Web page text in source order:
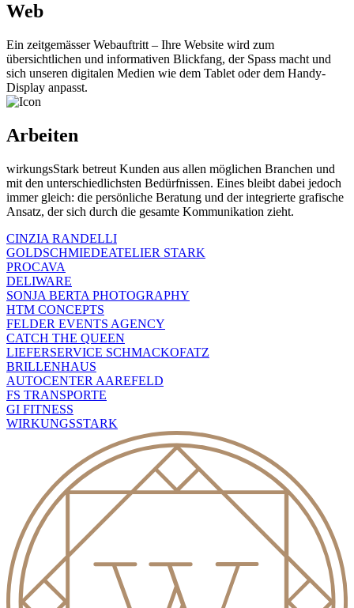
Web
Ein zeitgemässer Webauftritt – Ihre Website wird zum
übersichtlichen und informativen Blickfang, der Spass macht und
sich unseren digitalen Medien wie dem Tablet oder dem Handy-
Display anpasst.
Arbeiten
wirkungsStark betreut Kunden aus allen möglichen Branchen und
mit den unterschiedlichsten Bedürfnissen. Eines bleibt dabei jedoch
immer gleich: die persönliche Beratung und der integrierte grafische
Ansatz, der sich durch die gesamte Kommunikation zieht.
CINZIA RANDELLI
GOLD­SCHMIEDE­ATELIER STARK
PROCAVA
DELIWARE
SONJA BERTA PHOTOGRAPHY
HTM CONCEPTS
FELDER EVENTS AGENCY
CATCH THE QUEEN
LIEFERSERVICE SCHMACKOFATZ
BRILLENHAUS
AUTOCENTER AAREFELD
FS TRANSPORTE
GI FITNESS
WIRKUNGSSTARK